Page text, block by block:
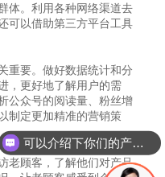
体。利用各种网络渠道去
可以借助第三方平台工具
重要。做好数据统计和分
，更好地了解用户的需
公众号的阅读量、粉丝增
制定更加精准的营销策
老顾客，了解他们对产品
可以介绍下你们的产品么
你们是怎么收费的呢